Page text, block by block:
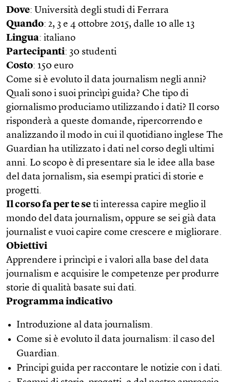
Dove: Università degli studi di Ferrara
Quando: 2, 3 e 4 ottobre 2015, dalle 10 alle 13
Lingua: italiano
Partecipanti: 30 studenti
Costo: 150 euro
Come si è evoluto il data journalism negli anni?
Quali sono i suoi princìpi guida? Che tipo di
giornalismo produciamo utilizzando i dati? Il corso
risponderà a queste domande, ripercorrendo e
analizzando il modo in cui il quotidiano inglese The
Guardian ha utilizzato i dati nel corso degli ultimi
anni. Lo scopo è di presentare sia le idee alla base
del data jornalism, sia esempi pratici di storie e
progetti.
Il corso fa per te se ti interessa capire meglio il
mondo del data journalism, oppure se sei già data
journalist e vuoi capire come crescere e migliorare.
Obiettivi
Apprendere i princìpi e i valori alla base del data
journalism e acquisire le competenze per produrre
storie di qualità basate sui dati.
Programma indicativo
Introduzione al data journalism.
Come si è evoluto il data journalism: il caso del
Guardian.
Principi guida per raccontare le notizie con i dati.